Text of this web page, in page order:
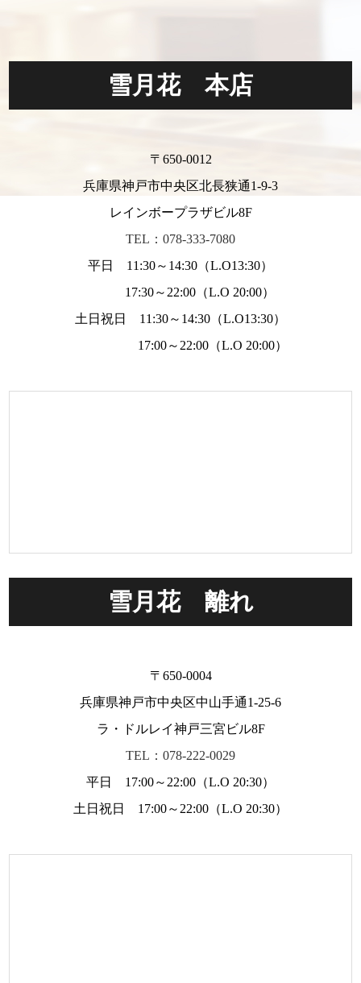
雪月花 本店
〒650-0012
兵庫県神戸市中央区北長狭通1-9-3
レインボープラザビル8F
TEL：078-333-7080
平日 11:30～14:30（L.O13:30）
17:30～22:00（L.O 20:00）
土日祝日 11:30～14:30（L.O13:30）
17:00～22:00（L.O 20:00）
雪月花 離れ
〒650-0004
兵庫県神戸市中央区中山手通1-25-6
ラ・ドルレイ神戸三宮ビル8F
TEL：078-222-0029
平日 17:00～22:00（L.O 20:30）
土日祝日 17:00～22:00（L.O 20:30）